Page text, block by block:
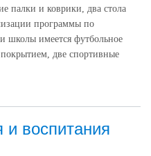
палки и коврики, два стола
программы по
школы имеется футбольное
две спортивные
и воспитания